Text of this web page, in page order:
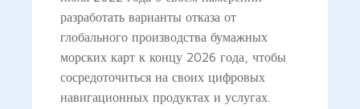
разработать варианты отказа от
глобального производства бумажных
морских карт к концу 2026 года, чтобы
сосредоточиться на своих цифровых
навигационных продуктах и услугах.